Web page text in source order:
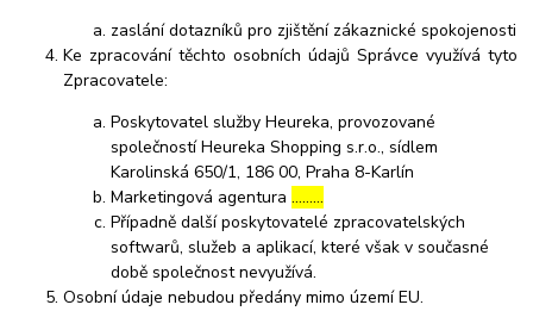
zaslání dotazníků pro zjištění zákaznické spokojenosti
Ke zpracování těchto osobních údajů Správce využívá tyto
Zpracovatele:
Poskytovatel služby Heureka, provozované
společností Heureka Shopping s.r.o., sídlem
Karolinská 650/1, 186 00, Praha 8-Karlín
Marketingová agentura………
Případně další poskytovatelé zpracovatelských
softwarů, služeb a aplikací, které však v současné
době společnost nevyužívá.
Osobní údaje nebudou předány mimo území EU.